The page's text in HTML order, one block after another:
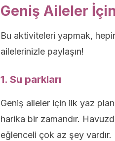
Geniş Aileler
Bu aktiviteleri yapmak,
ailelerinizle paylaşın!
1. Su parkları
Geniş aileler için ilk yaz
harika bir zamandır.
eğlenceli çok az şey vardır.